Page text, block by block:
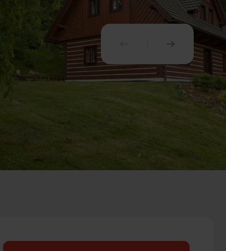
PREDCHÁDZAJÚCI